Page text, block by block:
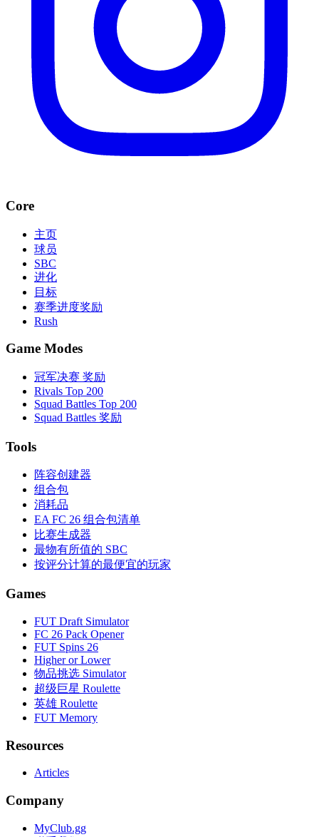
Core
主页
球员
SBC
进化
目标
赛季进度奖励
Rush
Game Modes
冠军决赛 奖励
Rivals Top 200
Squad Battles Top 200
Squad Battles 奖励
Tools
阵容创建器
组合包
消耗品
EA FC 26 组合包清单
比赛生成器
最物有所值的 SBC
按评分计算的最便宜的玩家
Games
FUT Draft Simulator
FC 26 Pack Opener
FUT Spins 26
Higher or Lower
物品挑选 Simulator
超级巨星 Roulette
英雄 Roulette
FUT Memory
Resources
Articles
Company
MyClub.gg